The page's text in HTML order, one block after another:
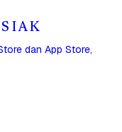
I A K
dan App Store,